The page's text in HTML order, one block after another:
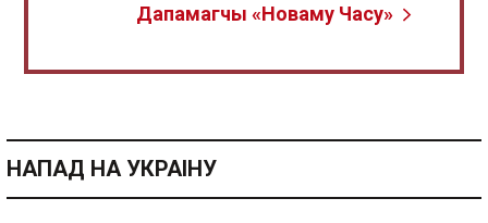
Дапамагчы «Новаму Часу»
НАПАД НА УКРАІНУ